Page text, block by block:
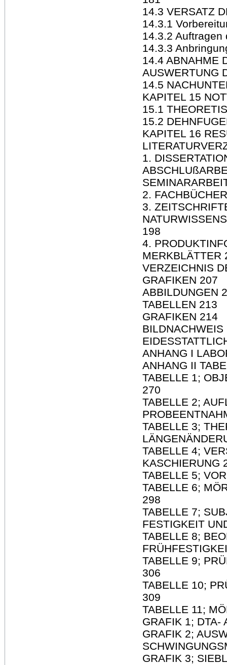
14.3 VERSATZ
14.3.1
14.3.2
14.3.3
14.4 ABNAHME
AUSWERTUNG
14.5
KAPITEL 15
15.1
15.2
KAPITEL 16
1.
2.
3.
198
4.
MERKBLÄTTER
VERZEICHNIS
GRAFIKEN 207
ABBILDUNGEN
TABELLEN 213
GRAFIKEN 214
BILDNACHWEIS
ANHANG I
ANHANG II
TABELLE 1;
270
TABELLE 2;
TABELLE 3;
TABELLE 4;
KASCHIERUNG
TABELLE 5;
TABELLE 6;
298
TABELLE 7;
FESTIGKEIT
TABELLE 8;
TABELLE 9;
306
TABELLE 10;
309
TABELLE 11;
GRAFIK 1; DTA-
GRAFIK 2;
GRAFIK 3;